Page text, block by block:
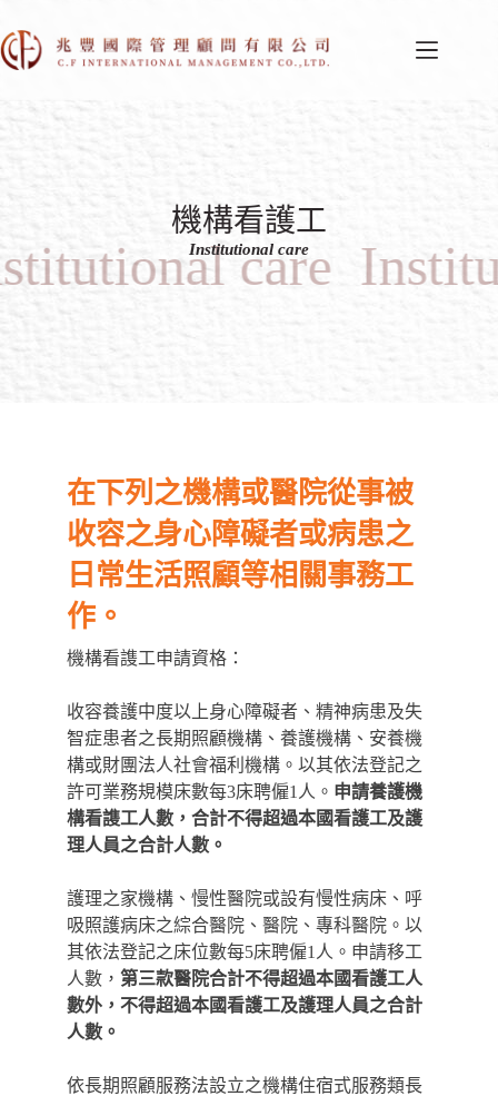
care
機構看護工
Institutional care
在下列之機構或醫院從事被
收容之身心障礙者或病患之
日常生活照顧等相關事務工
作。
機構看謢工申請資格：
收容養護中度以上身心障礙者、精神病患及失
智症患者之長期照顧機構、養護機構、安養機
構或財團法人社會福利機構。以其依法登記之
許可業務規模床數每3床聘僱1人。 申請養護機
構看謢工人數，合計不得超過本國看護工及護
理人員之合計人數。
護理之家機構、慢性醫院或設有慢性病床、呼
吸照護病床之綜合醫院、醫院、專科醫院。以
其依法登記之床位數每5床聘僱1人。申請移工
人數， 第三款醫院合計不得超過本國看護工人
數外，不得超過本國看護工及護理人員之合計
人數。
依長期照顧服務法設立之機構住宿式服務類長